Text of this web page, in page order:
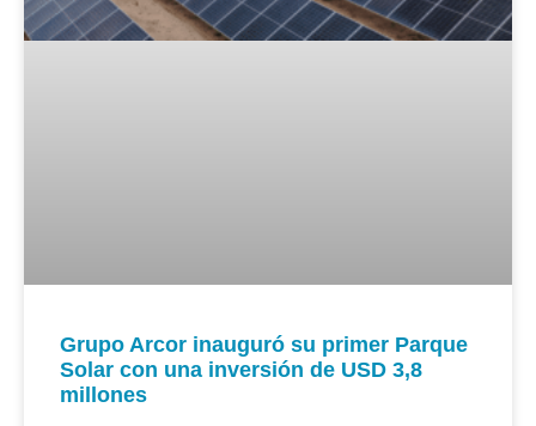
Grupo Arcor inauguró su primer Parque
Solar con una inversión de USD 3,8
millones